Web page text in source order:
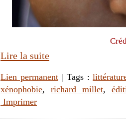
Lire la suite
Lien permanent| Tags :
xénophobie, richard millet,
Imprimer